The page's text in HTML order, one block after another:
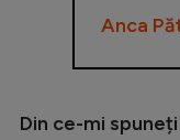
Anca
Din ce-mi